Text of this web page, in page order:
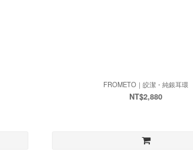
FROMETO｜皎潔・純銀耳環
NT$2,880